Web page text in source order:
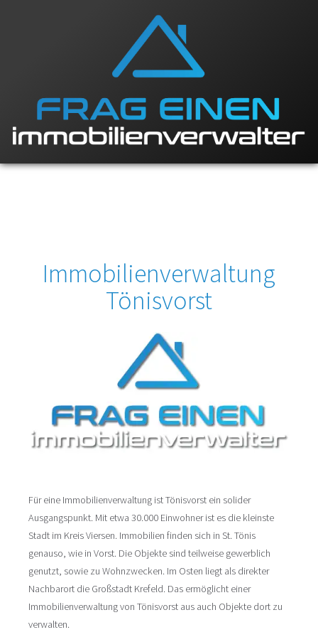
Immobilienverwaltung
Tönisvorst
Für eine Immobilienverwaltung ist Tönisvorst ein solider
Ausgangspunkt. Mit etwa 30.000 Einwohner ist es die kleinste
Stadt im Kreis Viersen. Immobilien finden sich in St. Tönis
genauso, wie in Vorst. Die Objekte sind teilweise gewerblich
genutzt, sowie zu Wohnzwecken. Im Osten liegt als direkter
Nachbarort die Großstadt Krefeld. Das ermöglicht einer
Immobilienverwaltung von Tönisvorst aus auch Objekte dort zu
verwalten.